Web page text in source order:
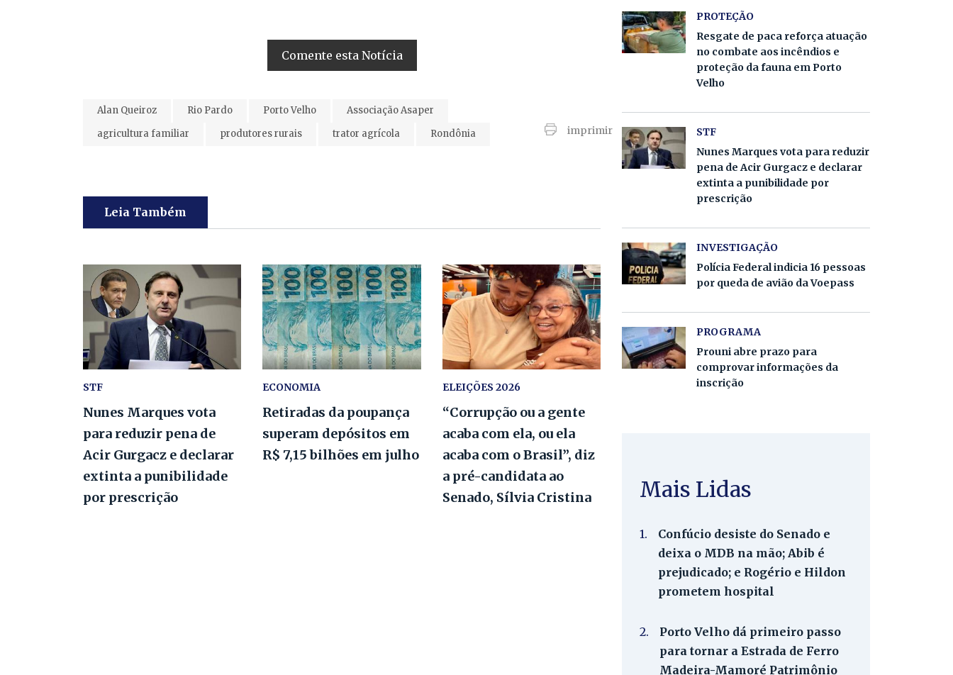
Comente esta Notícia
Alan Queiroz Rio Pardo Porto Velho
Associação Asaper
agricultura familiar
produtores rurais trator agrícola Rondônia imprimir
Leia Também
STF
Nunes Marques vota
para reduzir pena de
Acir Gurgacz e declarar
extinta a punibilidade
por prescrição
ECONOMIA
Retiradas da poupança
superam depósitos em
R$ 7,15 bilhões em julho
ELEIÇÕES 2026
“Corrupção ou a gente
acaba com ela, ou ela
acaba com o Brasil”, diz
a pré-candidata ao
Senado, Sílvia Cristina
PROTEÇÃO
Resgate de paca reforça atuação
no combate aos incêndios e
proteção da fauna em Porto
Velho
STF
Nunes Marques vota para reduzir
pena de Acir Gurgacz e declarar
extinta a punibilidade por
prescrição
INVESTIGAÇÃO
Polícia Federal indicia 16 pessoas
por queda de avião da Voepass
PROGRAMA
Prouni abre prazo para
comprovar informações da
inscrição
Mais Lidas
1.
Confúcio desiste do Senado e
deixa o MDB na mão; Abib é
prejudicado; e Rogério e Hildon
prometem hospital
2.
Porto Velho dá primeiro passo
para tornar a Estrada de Ferro
Madeira-Mamoré Patrimônio